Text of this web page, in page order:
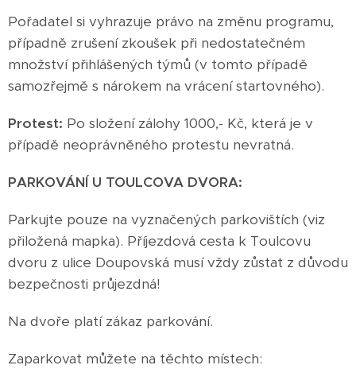
Pořadatel si vyhrazuje právo na změnu programu,
případně zrušení zkoušek při nedostatečném
množství přihlášených týmů (v tomto případě
samozřejmě s nárokem na vrácení startovného).
Protest: Po složení zálohy 1000,- Kč, která je v
případě neoprávněného protestu nevratná.
PARKOVÁNÍ U TOULCOVA DVORA:
Parkujte pouze na vyznačených parkovištích (viz
přiložená mapka). Příjezdová cesta k Toulcovu
dvoru z ulice Doupovská musí vždy zůstat z důvodu
bezpečnosti průjezdná!
Na dvoře platí zákaz parkování.
Zaparkovat můžete na těchto místech: